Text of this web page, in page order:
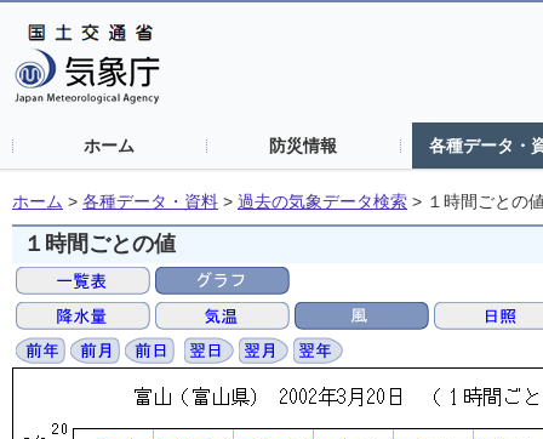
ホーム 防災情報 各種データ・
ホーム > 各種データ・資料 > 過去の気象データ検索 > １時間ごとの
１時間ごとの値